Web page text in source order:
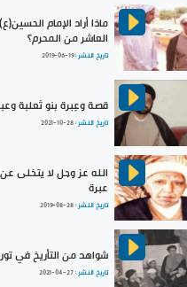
ماذا أراد الإمام
العاشر من المحرم؟
تاريخ النشر :2019-06-19
قصة وعِبرة بنو ثعلبة
تاريخ النشر :2021-10-28
الله عز وجل لا يتخلى
عبرة
تاريخ النشر :2019-08-28
شواهد من التأريخ في
تاريخ النشر :2021-04-27